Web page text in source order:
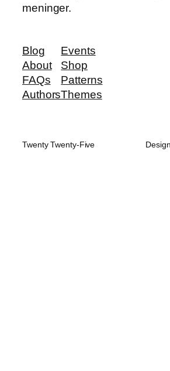
meninger.
Blog
About
FAQs
Authors
Events
Shop
Patterns
Themes
Twenty Twenty-Five